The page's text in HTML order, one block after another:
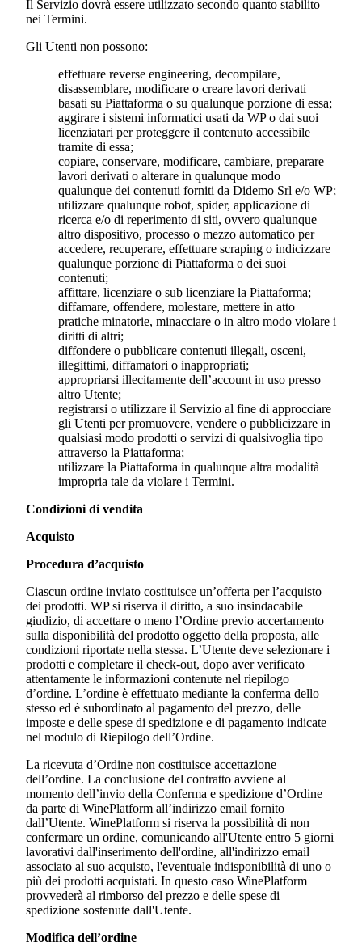
Il Servizio dovrà essere utilizzato secondo quanto stabilito
nei Termini.
Gli Utenti non possono:
effettuare reverse engineering, decompilare,
disassemblare, modificare o creare lavori derivati
basati su Piattaforma o su qualunque porzione di essa;
aggirare i sistemi informatici usati da WP o dai suoi
licenziatari per proteggere il contenuto accessibile
tramite di essa;
copiare, conservare, modificare, cambiare, preparare
lavori derivati o alterare in qualunque modo
qualunque dei contenuti forniti da Didemo Srl e/o WP;
utilizzare qualunque robot, spider, applicazione di
ricerca e/o di reperimento di siti, ovvero qualunque
altro dispositivo, processo o mezzo automatico per
accedere, recuperare, effettuare scraping o indicizzare
qualunque porzione di Piattaforma o dei suoi
contenuti;
affittare, licenziare o sub licenziare la Piattaforma;
diffamare, offendere, molestare, mettere in atto
pratiche minatorie, minacciare o in altro modo violare i
diritti di altri;
diffondere o pubblicare contenuti illegali, osceni,
illegittimi, diffamatori o inappropriati;
appropriarsi illecitamente dell’account in uso presso
altro Utente;
registrarsi o utilizzare il Servizio al fine di approcciare
gli Utenti per promuovere, vendere o pubblicizzare in
qualsiasi modo prodotti o servizi di qualsivoglia tipo
attraverso la Piattaforma;
utilizzare la Piattaforma in qualunque altra modalità
impropria tale da violare i Termini.
Condizioni di vendita
Acquisto
Procedura d’acquisto
Ciascun ordine inviato costituisce un’offerta per l’acquisto
dei prodotti. WP si riserva il diritto, a suo insindacabile
giudizio, di accettare o meno l’Ordine previo accertamento
sulla disponibilità del prodotto oggetto della proposta, alle
condizioni riportate nella stessa. L’Utente deve selezionare i
prodotti e completare il check-out, dopo aver verificato
attentamente le informazioni contenute nel riepilogo
d’ordine. L’ordine è effettuato mediante la conferma dello
stesso ed è subordinato al pagamento del prezzo, delle
imposte e delle spese di spedizione e di pagamento indicate
nel modulo di Riepilogo dell’Ordine.
La ricevuta d’Ordine non costituisce accettazione
dell’ordine. La conclusione del contratto avviene al
momento dell’invio della Conferma e spedizione d’Ordine
da parte di WinePlatform all’indirizzo email fornito
dall’Utente. WinePlatform si riserva la possibilità di non
confermare un ordine, comunicando all'Utente entro 5 giorni
lavorativi dall'inserimento dell'ordine, all'indirizzo email
associato al suo acquisto, l'eventuale indisponibilità di uno o
più dei prodotti acquistati. In questo caso WinePlatform
provvederà al rimborso del prezzo e delle spese di
spedizione sostenute dall'Utente.
Modifica dell’ordine